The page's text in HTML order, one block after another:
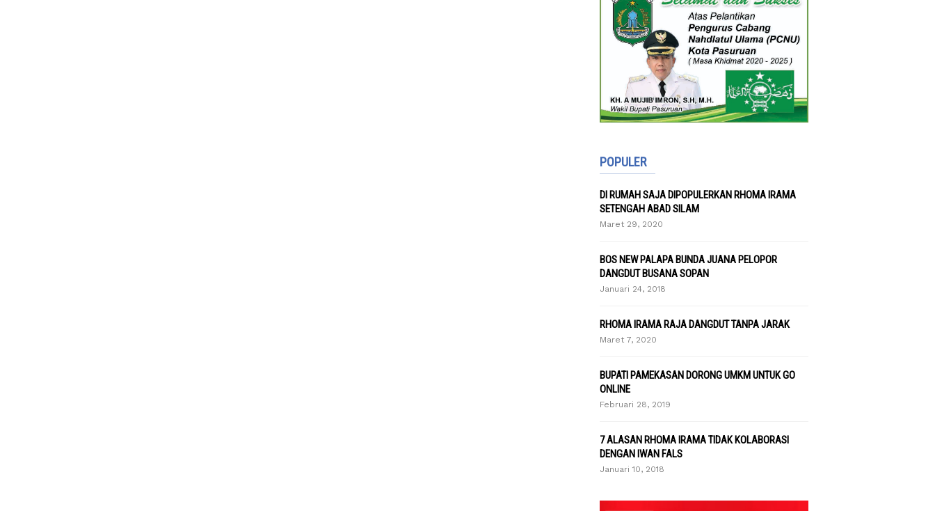
POPULER
DI RUMAH SAJA DIPOPULERKAN RHOMA IRAMA
SETENGAH ABAD SILAM
Maret 29, 2020
BOS NEW PALAPA BUNDA JUANA PELOPOR
DANGDUT BUSANA SOPAN
Januari 24, 2018
RHOMA IRAMA RAJA DANGDUT TANPA JARAK
Maret 7, 2020
BUPATI PAMEKASAN DORONG UMKM UNTUK GO
ONLINE
Februari 28, 2019
7 ALASAN RHOMA IRAMA TIDAK KOLABORASI
DENGAN IWAN FALS
Januari 10, 2018